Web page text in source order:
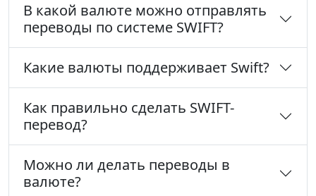
В какой валюте можно отправлять
переводы по системе SWIFT?
Какие валюты поддерживает Swift?
Как правильно сделать SWIFT-
перевод?
Можно ли делать переводы в
валюте?